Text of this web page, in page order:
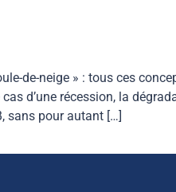
de-neige » : tous ces
d’une récession, la
sans pour autant […]